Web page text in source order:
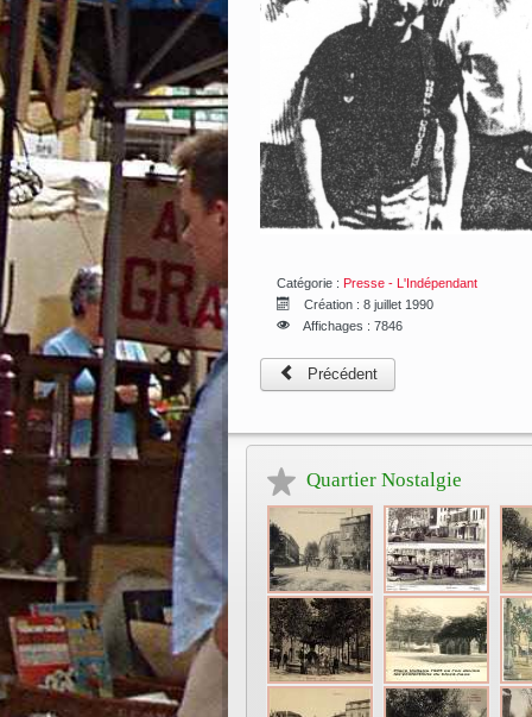
Catégorie : Presse - L'Indépendant
Création : 8 juillet 1990
Affichages : 7846
Précédent
Quartier Nostalgie